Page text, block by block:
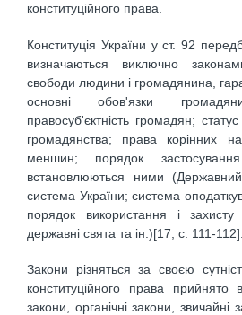
конституційного права.
Конституція України у ст. 92
визначаються виключно
свободи людини і громадянина,
основні обов'язки
правосуб'єктність громадян;
громадянства; права корінних
меншин; порядок
встановлюються ними
система України; система
порядок використання і
державні свята та ін.)[17, c. 111-112].
Закони різняться за своєю
конституційного права прийнято
закони, органічні закони, звичайні